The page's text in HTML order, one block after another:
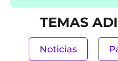
TEMAS
Noticias